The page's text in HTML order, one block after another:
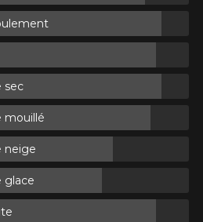
sec
mouillé
neige
glace
le